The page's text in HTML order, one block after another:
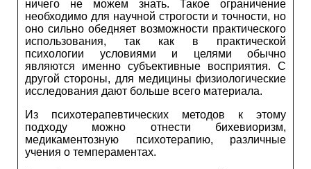
ничего не можем знать. Такое ограничение
необходимо для научной строгости и точности, но
оно сильно обедняет возможности практического
использования, так как в практической
психологии условиями и целями обычно
являются именно субъективные восприятия. С
другой стороны, для медицины физиологические
исследования дают больше всего материала.
Из психотерапевтических методов к этому
подходу можно отнести бихевиоризм,
медикаментозную психотерапию, различные
учения о темпераментах.